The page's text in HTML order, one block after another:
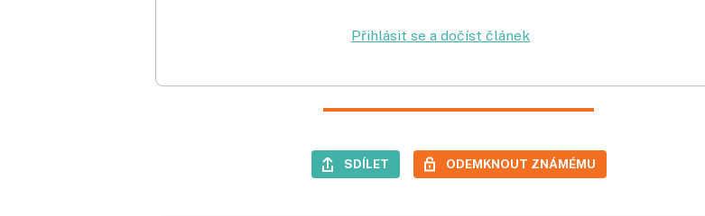
Přihlásit se a dočíst článek
SDÍLET ODEMKNOUT ZNÁMÉMU